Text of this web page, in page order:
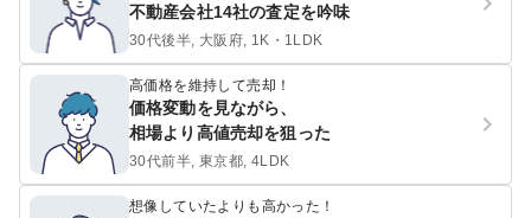
不動産会社14社の査定を吟味
30代後半, 大阪府, 1K・1LDK
高価格を維持して売却！
価格変動を見ながら、
相場より高値売却を狙った
30代前半, 東京都, 4LDK
想像していたよりも高かった！